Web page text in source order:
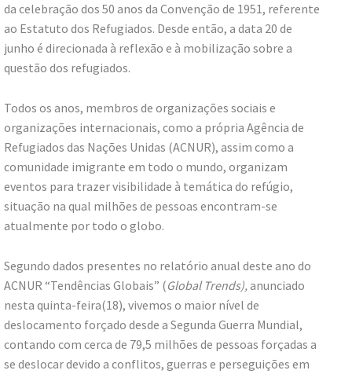
da celebração dos 50 anos da Convenção de 1951, referente
ao Estatuto dos Refugiados. Desde então, a data 20 de
junho é direcionada à reflexão e à mobilização sobre a
questão dos refugiados.
Todos os anos, membros de organizações sociais e
organizações internacionais, como a própria Agência de
Refugiados das Nações Unidas (ACNUR), assim como a
comunidade imigrante em todo o mundo, organizam
eventos para trazer visibilidade à temática do refúgio,
situação na qual milhões de pessoas encontram-se
atualmente por todo o globo.
Segundo dados presentes no relatório anual deste ano do
ACNUR “Tendências Globais” (Global Trends), anunciado
nesta quinta-feira(18), vivemos o maior nível de
deslocamento forçado desde a Segunda Guerra Mundial,
contando com cerca de 79,5 milhões de pessoas forçadas a
se deslocar devido a conflitos, guerras e perseguições em